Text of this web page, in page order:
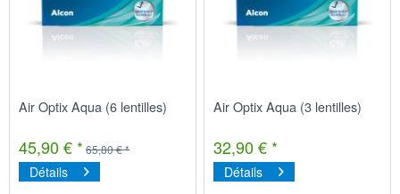
Air Optix Aqua (6 lentilles)
45,90 € * 65,80 € *
Détails
Air Optix Aqua (3 lentilles)
32,90 € *
Détails